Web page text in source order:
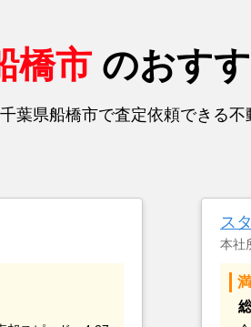
橋市 のおす
千葉県船橋市で査定依頼できる不
ス
本社